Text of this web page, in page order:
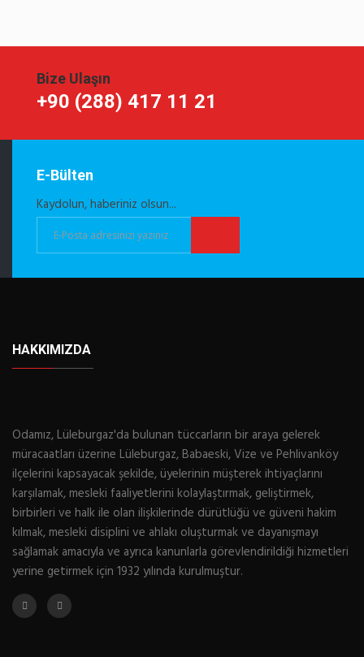
Bize Ulaşın
+90 (288) 417 11 21
E-Bülten
Kaydolun, haberiniz olsun...
HAKKIMIZDA
Odamız, Lüleburgaz'da bulunan tüccarların bir araya gelerek
müracaatları üzerine Lüleburgaz, Babaeski, Vize ve Pehlivanköy
ilçelerini kapsayacak şekilde, üyelerinin müşterek ihtiyaçlarını
karşılamak, mesleki faaliyetlerini kolaylaştırmak, geliştirmek,
birbirleri ve halk ile olan ilişkilerinde dürütlüğü ve güveni hakim
kılmak, mesleki disiplini ve ahlakı oluşturmak ve dayanışmayı
sağlamak amacıyla ve ayrıca kanunlarla görevlendirildiği hizmetleri
yerine getirmek için 1932 yılında kurulmuştur.